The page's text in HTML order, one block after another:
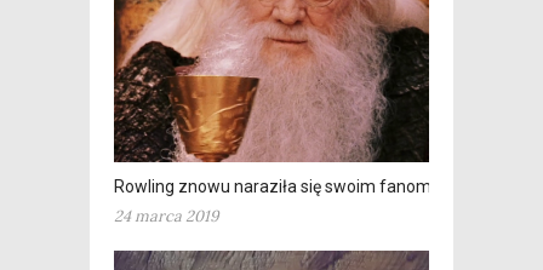
Rowling znowu naraziła się swoim fanom
24 marca 2019